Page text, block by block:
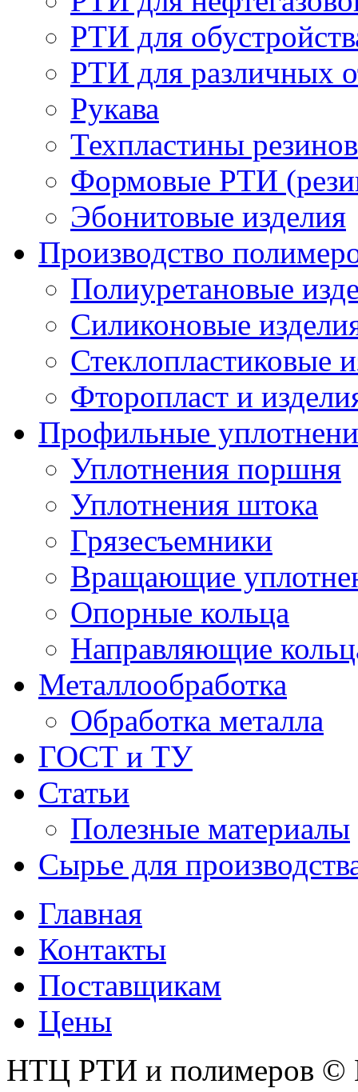
РТИ для
РТИ для различных
Рукава
Техпластины
Формовые РТИ
Эбонитовые изделия
Производство
Полиуретановые
Силиконовые
Стеклопластиковые
Фторопласт и
Профильные
Уплотнения поршня
Уплотнения штока
Грязесъемники
Вращающие
Опорные кольца
Направляющие
Металлообработка
Обработка металла
ГОСТ и ТУ
Статьи
Полезные материалы
Сырье для
Главная
Контакты
Поставщикам
Цены
НТЦ РТИ и полимеров ©